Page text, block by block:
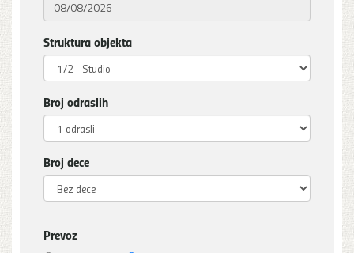
Struktura objekta
Broj odraslih
Broj dece
Prevoz